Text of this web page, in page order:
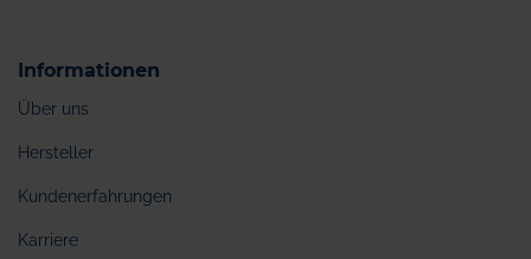
Informationen
Über uns
Hersteller
Kundenerfahrungen
Karriere